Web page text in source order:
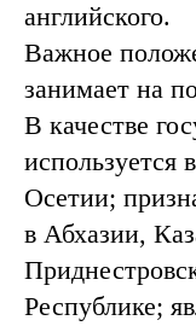
английского.
Важное
занимает на
В качестве
Осетии;
в Абхазии,
Республике;